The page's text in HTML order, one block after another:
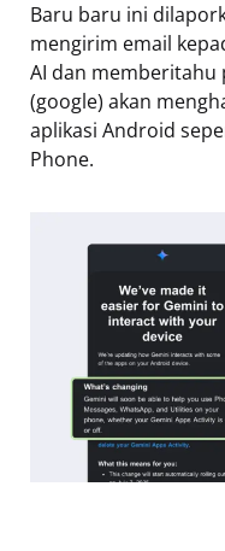
Baru baru ini
mengirim email
AI dan memberitahu
(google) akan
aplikasi Android
Phone.